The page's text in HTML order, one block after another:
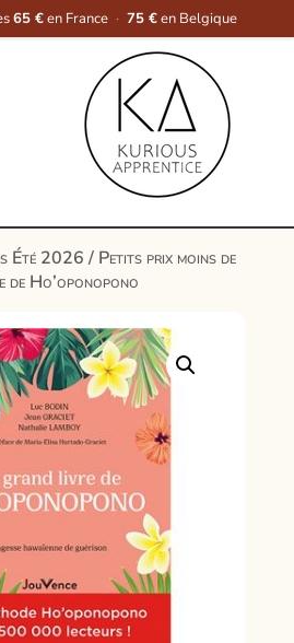
65 €en France · 75 €en Belgique
Été 2026/ Petits prix moins de
Ho’oponopono